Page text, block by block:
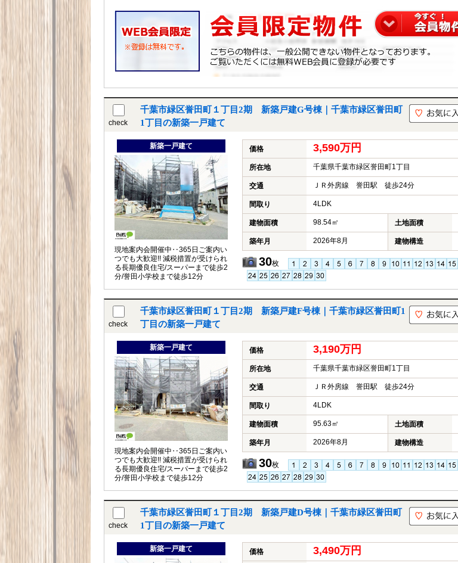
check
千葉市緑区誉田町１丁目2期 新築戸建G号棟｜千葉市緑区誉田町
1丁目の新築一戸建て
新築一戸建て
現地案内会開催中‥365日ご案内い
つでも大歓迎!! 減税措置が受けられ
る長期優良住宅/スーパーまで徒歩2
分/誉田小学校まで徒歩12分
価格 3,590万円
所在地 千葉県千葉市緑区誉田町1丁目
交通 ＪＲ外房線 誉田駅 徒歩24分
間取り 4LDK
建物面積 98.54㎡ 土地面積
築年月 2026年8月 建物構造
30枚
check
千葉市緑区誉田町１丁目2期 新築戸建F号棟｜千葉市緑区誉田町1
丁目の新築一戸建て
新築一戸建て
現地案内会開催中‥365日ご案内い
つでも大歓迎!! 減税措置が受けられ
る長期優良住宅/スーパーまで徒歩2
分/誉田小学校まで徒歩12分
価格 3,190万円
所在地 千葉県千葉市緑区誉田町1丁目
交通 ＪＲ外房線 誉田駅 徒歩24分
間取り 4LDK
建物面積 95.63㎡ 土地面積
築年月 2026年8月 建物構造
30枚
check
千葉市緑区誉田町１丁目2期 新築戸建D号棟｜千葉市緑区誉田町
1丁目の新築一戸建て
新築一戸建て 価格 3,490万円